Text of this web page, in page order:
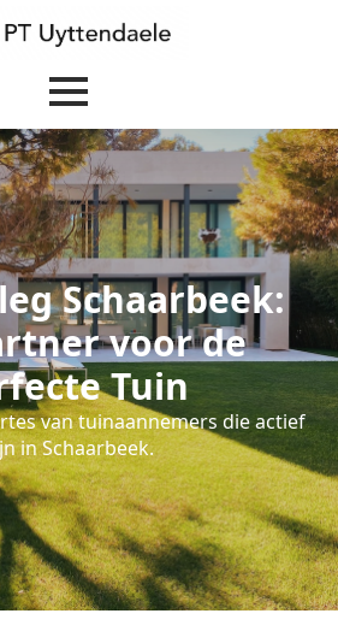
Schaarbeek:
voor de
Tuin
van tuinaannemers die actief
in Schaarbeek.